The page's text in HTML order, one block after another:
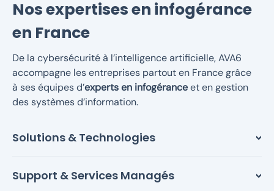
Nos expertises en infogérance
en France
De la cybersécurité à l’intelligence artificielle, AVA6
accompagne les entreprises partout en France grâce
à ses équipes d’experts en infogéranceet en gestion
des systèmes d’information.
Solutions & Technologies
Support & Services Managés